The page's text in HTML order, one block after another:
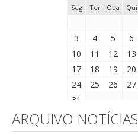
Seg Ter Qua Qui
3
4 5 6
10
11 12 13
17
18 19 20
24
25 26 27
31
ARQUIVO NOTÍCIAS